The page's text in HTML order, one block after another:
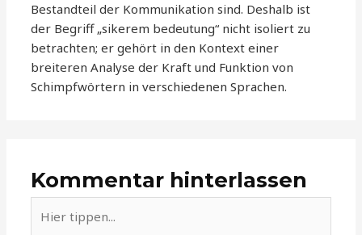
Bestandteil der Kommunikation sind. Deshalb ist
der Begriff „sikerem bedeutung“ nicht isoliert zu
betrachten; er gehört in den Kontext einer
breiteren Analyse der Kraft und Funktion von
Schimpfwörtern in verschiedenen Sprachen.
Kommentar hinterlassen
tippen...